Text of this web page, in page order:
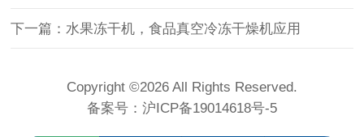
下一篇：水果冻干机，食品真空冷冻干燥机应用
Copyright ©2026 All Rights Reserved.
备案号： 沪ICP备19014618号-5